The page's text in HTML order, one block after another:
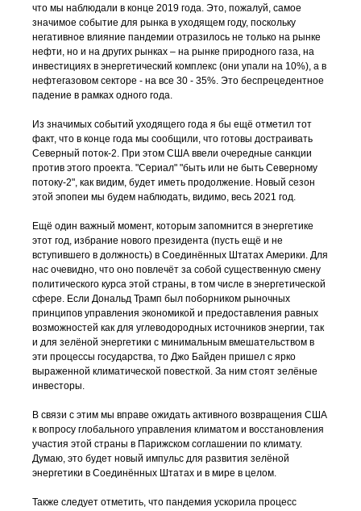
что мы наблюдали в конце 2019 года. Это, пожалуй, самое
значимое событие для рынка в уходящем году, поскольку
негативное влияние пандемии отразилось не только на рынке
нефти, но и на других рынках – на рынке природного газа, на
инвестициях в энергетический комплекс (они упали на 10%), а в
нефтегазовом секторе - на все 30 - 35%. Это беспрецедентное
падение в рамках одного года.
Из значимых событий уходящего года я бы ещё отметил тот
факт, что в конце года мы сообщили, что готовы достраивать
Северный поток-2. При этом США ввели очередные санкции
против этого проекта. "Сериал" "быть или не быть Северному
потоку-2", как видим, будет иметь продолжение. Новый сезон
этой эпопеи мы будем наблюдать, видимо, весь 2021 год.
Ещё один важный момент, которым запомнится в энергетике
этот год, избрание нового президента (пусть ещё и не
вступившего в должность) в Соединённых Штатах Америки. Для
нас очевидно, что оно повлечёт за собой существенную смену
политического курса этой страны, в том числе в энергетической
сфере. Если Дональд Трамп был поборником рыночных
принципов управления экономикой и предоставления равных
возможностей как для углеводородных источников энергии, так
и для зелёной энергетики с минимальным вмешательством в
эти процессы государства, то Джо Байден пришел с ярко
выраженной климатической повесткой. За ним стоят зелёные
инвесторы.
В связи с этим мы вправе ожидать активного возвращения США
к вопросу глобального управления климатом и восстановления
участия этой страны в Парижском соглашении по климату.
Думаю, это будет новый импульс для развития зелёной
энергетики в Соединённых Штатах и в мире в целом.
Также следует отметить, что пандемия ускорила процесс